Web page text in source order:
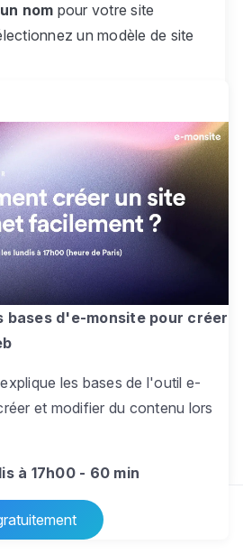
nom pour votre site
un modèle de site
pour accéder à votre
entièrement le
un site web sur-mesure,
pagessans limite pour
activité, votre passion
site dynamique
bases d'e-monsite pour créer
les bases de l'outil e-
et modifier du contenu lors
à 17h00 - 60 min